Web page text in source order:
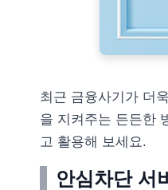
최근 금융사기가 더
을 지켜주는 든든한
고 활용해 보세요.
안심차단 서